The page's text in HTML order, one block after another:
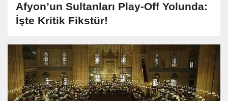
Afyon’un Sultanları Play-Off Yolunda:
İşte Kritik Fikstür!